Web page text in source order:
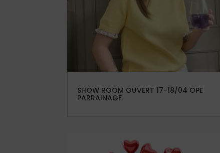
SHOW ROOM OUVERT 17-18/04 OPE
PARRAINAGE